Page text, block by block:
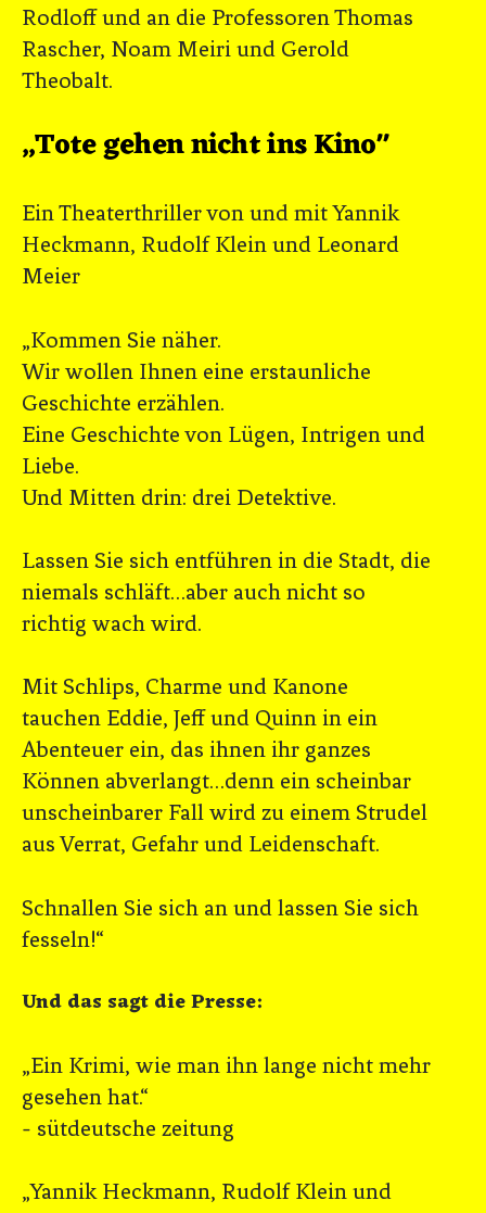
Rodloff und an die Professoren Thomas
Rascher, Noam Meiri und Gerold
Theobalt.
„Tote gehen nicht ins Kino"
Ein Theaterthriller von und mit Yannik
Heckmann, Rudolf Klein und Leonard
Meier
„Kommen Sie näher.
Wir wollen Ihnen eine erstaunliche
Geschichte erzählen.
Eine Geschichte von Lügen, Intrigen und
Liebe.
Und Mitten drin: drei Detektive.
Lassen Sie sich entführen in die Stadt, die
niemals schläft…aber auch nicht so
richtig wach wird.
Mit Schlips, Charme und Kanone
tauchen Eddie, Jeff und Quinn in ein
Abenteuer ein, das ihnen ihr ganzes
Können abverlangt…denn ein scheinbar
unscheinbarer Fall wird zu einem Strudel
aus Verrat, Gefahr und Leidenschaft.
Schnallen Sie sich an und lassen Sie sich
fesseln!“
Und das sagt die Presse:
„Ein Krimi, wie man ihn lange nicht mehr
gesehen hat.“
- sütdeutsche zeitung
„Yannik Heckmann, Rudolf Klein und